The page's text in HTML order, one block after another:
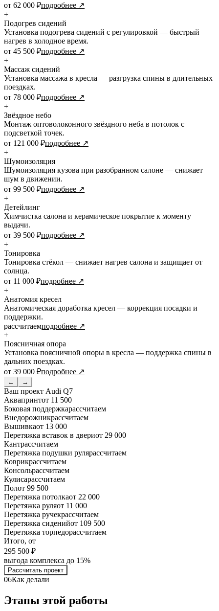
от 62 000 ₽подробнее ↗
+
Подогрев сидений
Установка подогрева сидений с регулировкой — быстрый
нагрев в холодное время.
от 45 500 ₽подробнее ↗
+
Массаж сидений
Установка массажа в кресла — разгрузка спины в длительных
поездках.
от 78 000 ₽подробнее ↗
+
Звёздное небо
Монтаж оптоволоконного звёздного неба в потолок с
подсветкой точек.
от 121 000 ₽подробнее ↗
+
Шумоизоляция
Шумоизоляция кузова при разобранном салоне — снижает
шум в движении.
от 99 500 ₽подробнее ↗
+
Детейлинг
Химчистка салона и керамическое покрытие к моменту
выдачи.
от 39 500 ₽подробнее ↗
+
Тонировка
Тонировка стёкол — снижает нагрев салона и защищает от
солнца.
от 11 000 ₽подробнее ↗
+
Анатомия кресел
Анатомическая доработка кресел — коррекция посадки и
поддержки.
рассчитаемподробнее ↗
+
Поясничная опора
Установка поясничной опоры в кресла — поддержка спины в
дальних поездках.
от 39 000 ₽подробнее ↗
← →
Ваш проект Audi Q7
Аквапринтот 11 500
Боковая поддержкарассчитаем
Внедорожникрассчитаем
Вышивкаот 13 000
Перетяжка вставок в двериот 29 000
Кантрассчитаем
Перетяжка подушки рулярассчитаем
Коврикрассчитаем
Консольрассчитаем
Кулисарассчитаем
Полот 99 500
Перетяжка потолкаот 22 000
Перетяжка руляот 11 000
Перетяжка ручекрассчитаем
Перетяжка сиденийот 109 500
Перетяжка торпедорассчитаем
Итого, от
295 500 ₽
выгода комплекса до 15%
Рассчитать проект
06Как делали
Этапы этой работы